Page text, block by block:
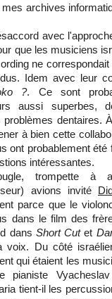
mes archives
avec
que les musiciens
ne
Idem avec leur
?. Ce sont
aussi superbes,
dentaires.
à bien cette
ont probablement été
intéressantes.
trompette à
avions invité
parce que le
dans le film des
dans Short Cutet
voix. Du côté
qui étaient les
tient-il les